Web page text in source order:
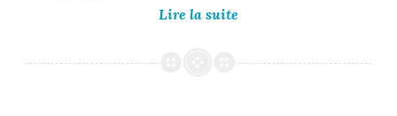
Lire la suite
February